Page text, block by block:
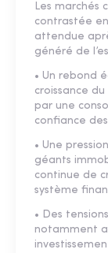
Les marchés
contrastée
attendue
généré de
• Un rebond
croissance
par une
confiance
• Une
géants
continue de
système
• Des
notamment